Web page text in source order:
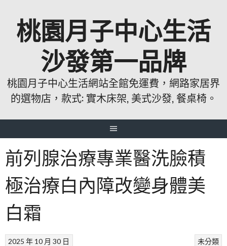
桃園月子中心生活
沙發第一品牌
桃園月子中心生活網站全館免運費，網路家居界
的選物店，款式: 實木床架, 美式沙發, 餐桌椅。
前列腺治療專業醫洗臉積
極治療白內障改變身體美
白霜
未分類
2025 年 10 月 30 日